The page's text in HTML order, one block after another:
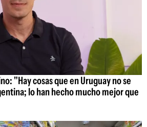
"Hay cosas que en Uruguay no se
lo han hecho mucho mejor que